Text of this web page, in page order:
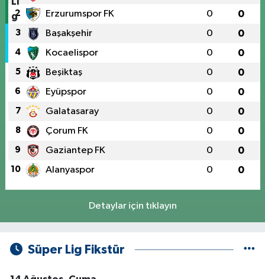
2 Erzurumspor FK 0 0
3 Başakşehir 0 0
4 Kocaelispor 0 0
5 Beşiktaş 0 0
6 Eyüpspor 0 0
7 Galatasaray 0 0
8 Çorum FK 0 0
9 Gaziantep FK 0 0
10 Alanyaspor 0 0
Detaylar için tıklayın
Süper Lig Fikstür